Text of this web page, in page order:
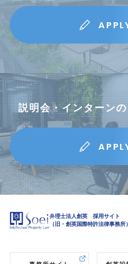
説明会・インターン
応募フォーム
説明会・インターン
弁理士法人創英 採用サイト
（旧・創英国際特許法律事務所）